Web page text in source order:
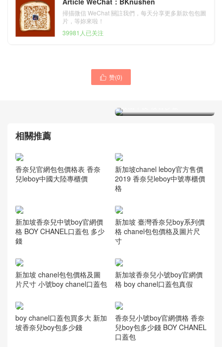
掃描微信 WeChat 關註我們，每天分享更多新款包包圖
片，等妳來啦！
39981人已关注
 赞(0)
香奈兒口蓋包leboy中號 香
芋紫色 INCAS 胎牛皮 荔枝
紋皮 復古沙金
香奈兒口蓋包玫瑰金色
紋山羊皮 復古沙金
相關推薦
香奈兒官網包包價格表 香奈
兒leboy中國大陸專櫃價
新加坡chanel leboy官方售價
2019 香奈兒leboy中號專櫃價
新加坡香奈兒中號boy官網價
錢
新加坡 臺灣香奈兒boy系列價
寸
新加坡香奈兒小號boy官網價